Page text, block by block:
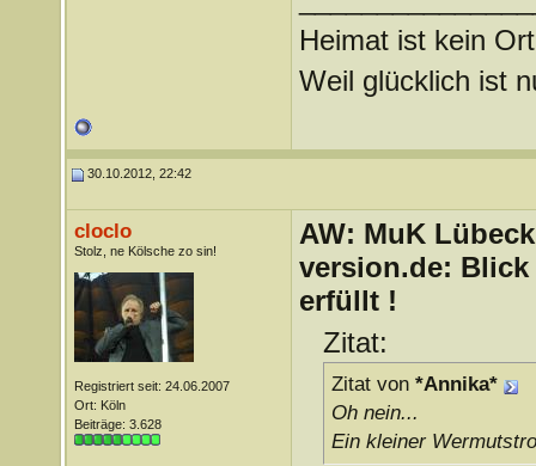
Heimat ist kein
Weil glücklich ist
30.10.2012, 22:42
cloclo
Stolz, ne Kölsche zo sin!
Registriert seit: 24.06.2007
Ort: Köln
Beiträge: 3.628
AW: MuK
version.de: Blick
erfüllt !
Zitat:
Zitat von *Annika*
Oh nein...
Ein kleiner